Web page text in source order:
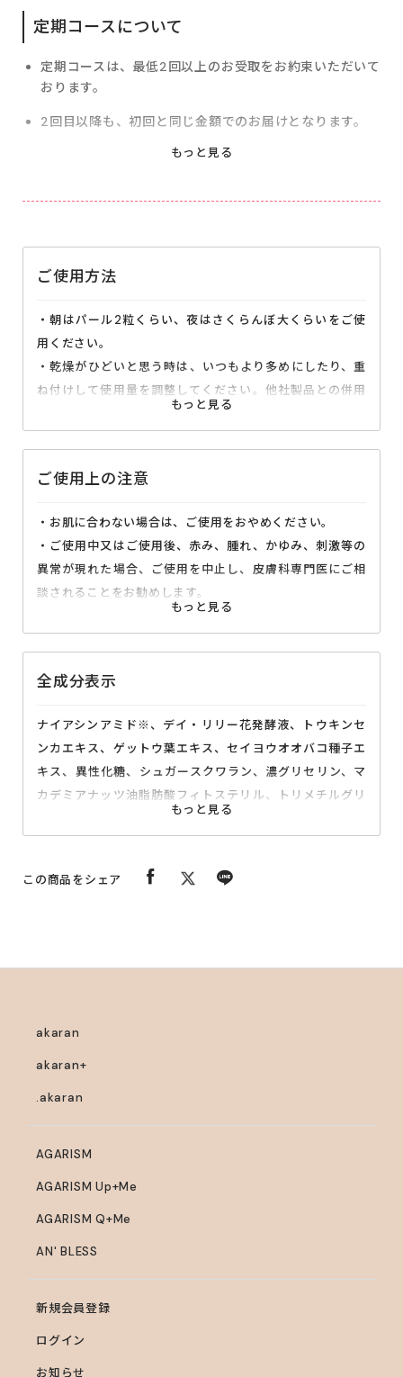
定期コースについて
定期コースは、最低2回以上のお受取をお約束いただいて
おります。
2回目以降も、初回と同じ金額でのお届けとなります。
2回目以降のお届けサイクルは30日、45日、60日から
お届け予定日の10日前までにご変更ください。
ご使用方法
・朝はパール2粒くらい、夜はさくらんぼ大くらいをご使
用ください。
・乾燥がひどいと思う時は、いつもより多めにしたり、重
ね付けして使用量を調整してください。他社製品との併用
こすらず、軽く叩き込むようにつけてください。
ご使用上の注意
・お肌に合わない場合は、ご使用をおやめください。
・ご使用中又はご使用後、赤み、腫れ、かゆみ、刺激等の
異常が現れた場合、ご使用を中止し、皮膚科専門医にご相
談されることをお勧めします。
・傷、腫れもの、湿疹等、異常がある部分のご使用はおや
は、こすらず、すぐに水で洗い流してください。
・清潔な手で取り扱い、使用後はしっかりとしめ、直射日
光、高温多湿を避け、お子様の手の届かない所に保管して
ください。
・開封後は、なるべくお早めにご使用ください。
全成分表示
ナイアシンアミド※、デイ・リリー花発酵液、トウキンセ
ンカエキス、ゲットウ葉エキス、セイヨウオオバコ種子エ
キス、異性化糖、シュガースクワラン、濃グリセリン、マ
カデミアナッツ油脂肪酸フィトステリル、トリメチルグリ
シン、ジグリセリン、ジプロピレングリコール、1,3-ブチレ
水ケイ酸、ポリオキシブチレンポリオキシエチレンポリオ
キシプロピレングリセリルエーテル(3B.O.)(8E.O.)
表示はその他の成分
この商品をシェア
akaran
akaran+
.akaran
AGARISM
AGARISM Up+Me
AGARISM Q+Me
AN' BLESS
新規会員登録
ログイン
お知らせ